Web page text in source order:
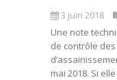
3 juin 2018
Une note
de contrôle des
mai 2018. Si